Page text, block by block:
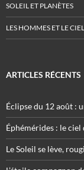
SOLEIL ET PLANÈTES
LES HOMMES ET LE CIEL
ARTICLES RÉCENTS
Éclipse du 12 août :
Éphémérides : le ciel
Le Soleil se lève,